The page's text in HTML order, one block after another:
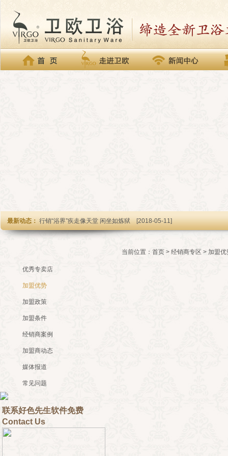
最新动态： 行销“浴界”疾走像天堂 闲坐如炼狱[2018-05-11]
优秀专卖店
加盟优势
加盟政策
加盟条件
经销商案例
加盟商动态
媒体报道
常见问题
联系好色先生软件免费
Contact Us
当前位置： 首页 > 经销商专区 > 加盟优